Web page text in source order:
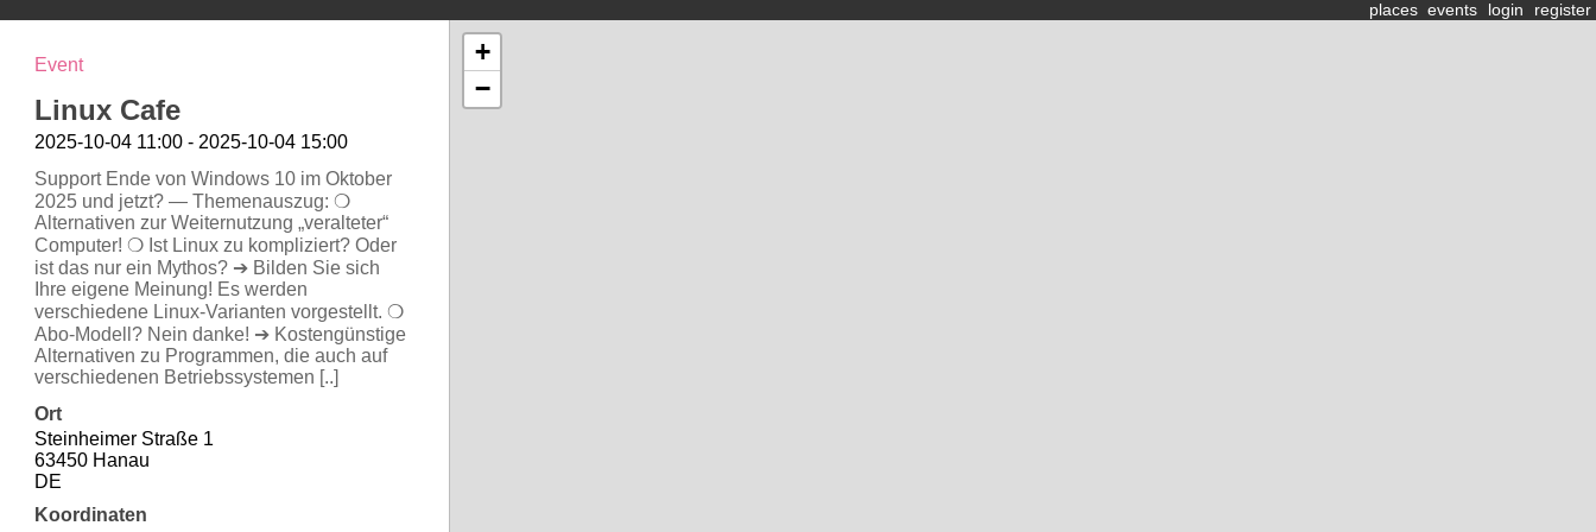
places events login register
Event
Linux Cafe
2025-10-04 11:00 - 2025-10-04 15:00
Support Ende von Windows 10 im Oktober
2025 und jetzt? — Themenauszug: ❍
Alternativen zur Weiternutzung „veralteter“
Computer! ❍ Ist Linux zu kompliziert? Oder
ist das nur ein Mythos? ➔ Bilden Sie sich
Ihre eigene Meinung! Es werden
verschiedene Linux-Varianten vorgestellt. ❍
Abo-Modell? Nein danke! ➔ Kostengünstige
Alternativen zu Programmen, die auch auf
verschiedenen Betriebssystemen [..]
Ort
Steinheimer Straße 1
63450 Hanau
DE
Koordinaten
+
−